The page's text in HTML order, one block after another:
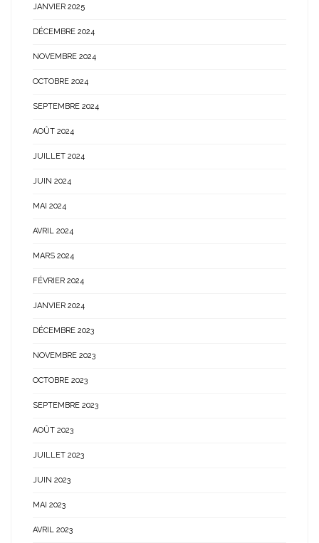
JANVIER 2025
DÉCEMBRE 2024
NOVEMBRE 2024
OCTOBRE 2024
SEPTEMBRE 2024
AOÛT 2024
JUILLET 2024
JUIN 2024
MAI 2024
AVRIL 2024
MARS 2024
FÉVRIER 2024
JANVIER 2024
DÉCEMBRE 2023
NOVEMBRE 2023
OCTOBRE 2023
SEPTEMBRE 2023
AOÛT 2023
JUILLET 2023
JUIN 2023
MAI 2023
AVRIL 2023